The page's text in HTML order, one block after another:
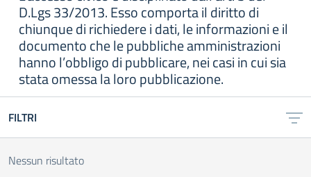
D.Lgs 33/2013. Esso comporta il diritto di
chiunque di richiedere i dati, le informazioni e il
documento che le pubbliche amministrazioni
hanno l’obbligo di pubblicare, nei casi in cui sia
stata omessa la loro pubblicazione.
FILTRI
Nessun risultato